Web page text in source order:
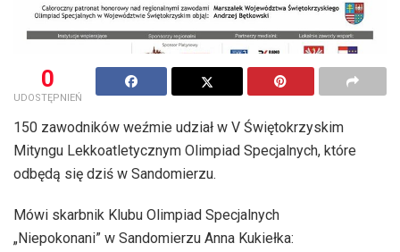
0
UDOSTĘPNIEŃ
150 zawodników weźmie udział w V Świętokrzyskim
Mityngu Lekkoatletycznym Olimpiad Specjalnych, które
odbędą się dziś w Sandomierzu.
Mówi skarbnik Klubu Olimpiad Specjalnych
„Niepokonani” w Sandomierzu Anna Kukiełka: